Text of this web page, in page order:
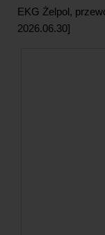
EKG Żelpol,
2026.06.30]